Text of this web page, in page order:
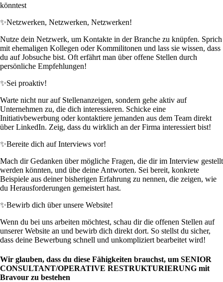
könntest
✨Netzwerken, Netzwerken, Netzwerken!
Nutze dein Netzwerk, um Kontakte in der Branche zu knüpfen. Sprich
mit ehemaligen Kollegen oder Kommilitonen und lass sie wissen, dass
du auf Jobsuche bist. Oft erfährt man über offene Stellen durch
persönliche Empfehlungen!
✨Sei proaktiv!
Warte nicht nur auf Stellenanzeigen, sondern gehe aktiv auf
Unternehmen zu, die dich interessieren. Schicke eine
Initiativbewerbung oder kontaktiere jemanden aus dem Team direkt
über LinkedIn. Zeig, dass du wirklich an der Firma interessiert bist!
✨Bereite dich auf Interviews vor!
Mach dir Gedanken über mögliche Fragen, die dir im Interview gestellt
werden könnten, und übe deine Antworten. Sei bereit, konkrete
Beispiele aus deiner bisherigen Erfahrung zu nennen, die zeigen, wie
du Herausforderungen gemeistert hast.
✨Bewirb dich über unsere Website!
Wenn du bei uns arbeiten möchtest, schau dir die offenen Stellen auf
unserer Website an und bewirb dich direkt dort. So stellst du sicher,
dass deine Bewerbung schnell und unkompliziert bearbeitet wird!
Wir glauben, dass du diese Fähigkeiten brauchst, um SENIOR
CONSULTANT/OPERATIVE RESTRUKTURIERUNG mit
Bravour zu bestehen